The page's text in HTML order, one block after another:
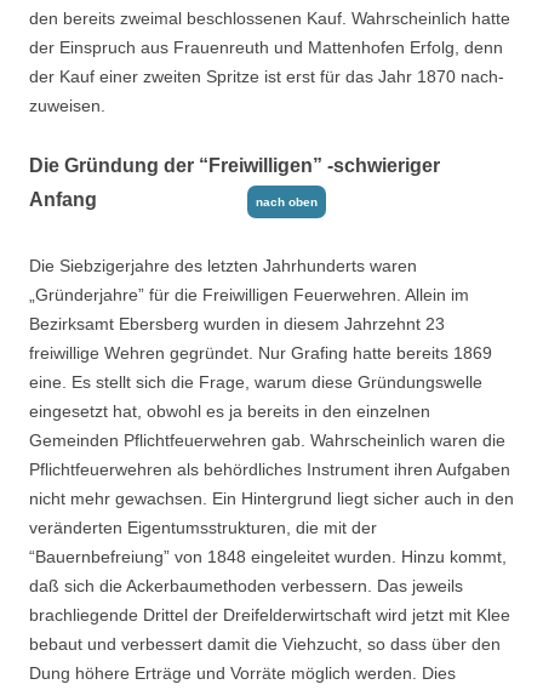
den bereits zweimal beschlossenen Kauf. Wahrscheinlich hatte
der Einspruch aus Frauenreuth und Mattenhofen Erfolg, denn
der Kauf einer zweiten Spritze ist erst für das Jahr 1870 nach­
zuweisen.
Die Gründung der “Freiwilligen” -schwieriger
Anfang
nach oben
Die Siebzigerjahre des letzten Jahrhunderts waren
„Gründerjahre” für die Freiwilligen Feu­erwehren. Allein im
Bezirksamt Ebersberg wurden in diesem Jahrzehnt 23
freiwillige Weh­ren gegründet. Nur Grafing hatte bereits 1869
eine. Es stellt sich die Frage, warum diese Gründungswelle
eingesetzt hat, obwohl es ja bereits in den einzelnen
Gemeinden Pflicht­feuerwehren gab. Wahrscheinlich waren die
Pflichtfeuerwehren als behördliches Instrument ihren Aufgaben
nicht mehr gewachsen. Ein Hintergrund liegt sicher auch in den
veränder­ten Eigentumsstrukturen, die mit der
“Bauernbefreiung” von 1848 eingeleitet wurden. Hinzu kommt,
daß sich die Ackerbaumethoden verbessern. Das jeweils
brachliegende Drittel der Dreifelderwirtschaft wird jetzt mit Klee
bebaut und verbessert damit die Viehzucht, so dass über den
Dung höhere Erträge und Vorräte möglich werden. Dies